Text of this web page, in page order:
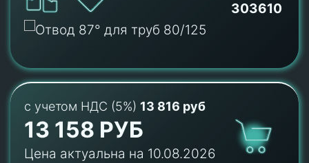
303610
с учетом НДС (5%) 13 816 руб
13 158 РУБ
Цена актуальна на 10.08.2026